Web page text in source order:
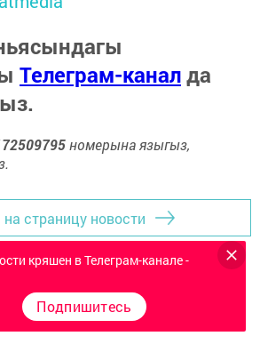
Телеграм-каналда
номерына языгыз,
на страницу новости
кряшен в Телеграм-канале -
Подпишитесь